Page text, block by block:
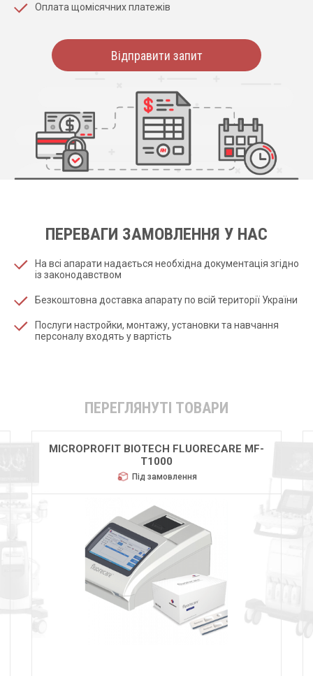
Оплата щомісячних платежів
Відправити запит
ПЕРЕВАГИ ЗАМОВЛЕННЯ У НАС
На всі апарати надається необхідна документація згідно
із законодавством
Безкоштовна доставка апарату по всій території України
Послуги настройки, монтажу, установки та навчання
персоналу входять у вартість
ПЕРЕГЛЯНУТІ ТОВАРИ
MICROPROFIT BIOTECH FLUORECARE MF-
T1000
Під замовлення